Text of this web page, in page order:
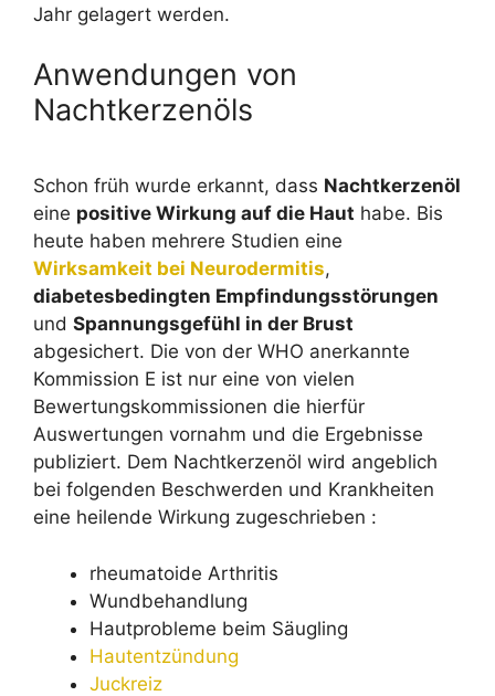
Jahr gelagert werden.
Anwendungen von
Nachtkerzenöls
Schon früh wurde erkannt, dass Nachtkerzenöl
eine positive Wirkung auf die Haut habe. Bis
heute haben mehrere Studien eine
Wirksamkeit bei Neurodermitis,
diabetesbedingten Empfindungsstörungen
und Spannungsgefühl in der Brust
abgesichert. Die von der WHO anerkannte
Kommission E ist nur eine von vielen
Bewertungskommissionen die hierfür
Auswertungen vornahm und die Ergebnisse
publiziert. Dem Nachtkerzenöl wird angeblich
bei folgenden Beschwerden und Krankheiten
eine heilende Wirkung zugeschrieben :
rheumatoide Arthritis
Wundbehandlung
Hautprobleme beim Säugling
Hautentzündung
Juckreiz